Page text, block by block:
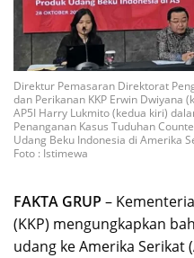
Direktur Pemasaran Direktorat
dan Perikanan KKP Erwin Dwiyana
AP5I Harry Lukmito (kedua kiri)
Penanganan Kasus Tuduhan
Udang Beku Indonesia di Amerika
Foto : Istimewa
FAKTA GRUP –
(KKP) mengungkapkan
udang ke Amerika Serikat